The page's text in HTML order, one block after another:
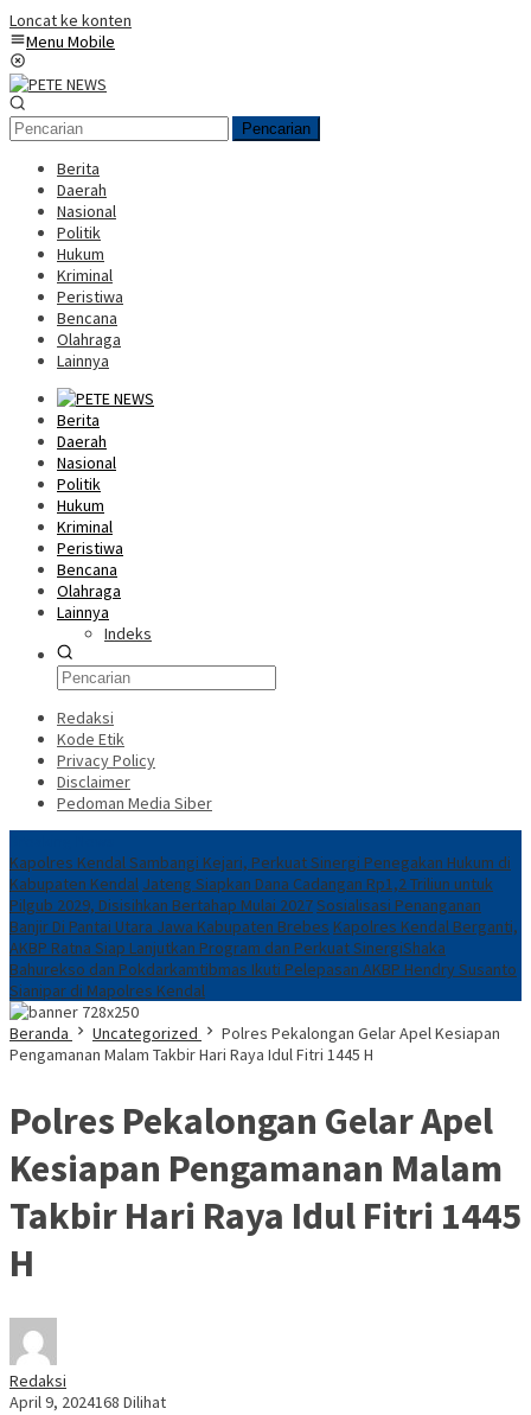
Loncat ke konten
Menu Mobile
Pencarian
Berita
Daerah
Nasional
Politik
Hukum
Kriminal
Peristiwa
Bencana
Olahraga
Lainnya
Berita
Daerah
Nasional
Politik
Hukum
Kriminal
Peristiwa
Bencana
Olahraga
Lainnya
Indeks
Redaksi
Kode Etik
Privacy Policy
Disclaimer
Pedoman Media Siber
Kapolres Kendal Sambangi Kejari, Perkuat Sinergi Penegakan Hukum di
Kabupaten Kendal Jateng Siapkan Dana Cadangan Rp1,2 Triliun untuk
Pilgub 2029, Disisihkan Bertahap Mulai 2027Sosialisasi Penanganan
Banjir Di Pantai Utara Jawa Kabupaten Brebes Kapolres Kendal Berganti,
AKBP Ratna Siap Lanjutkan Program dan Perkuat Sinergi​Shaka
Bahurekso dan Pokdarkamtibmas Ikuti Pelepasan AKBP Hendry Susanto
Sianipar di Mapolres Kendal
Beranda
Uncategorized
Polres Pekalongan Gelar Apel Kesiapan
Pengamanan Malam Takbir Hari Raya Idul Fitri 1445 H
Polres Pekalongan Gelar Apel
Kesiapan Pengamanan Malam
Takbir Hari Raya Idul Fitri 1445
H
Redaksi
April 9, 2024168 Dilihat